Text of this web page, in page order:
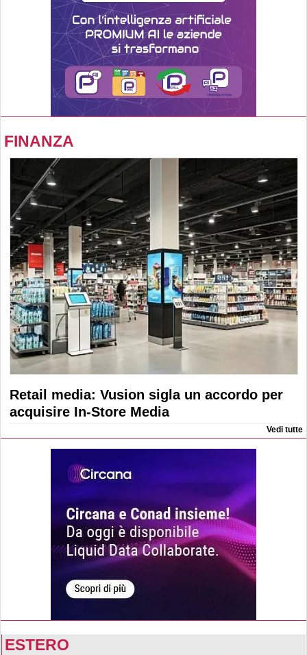
FINANZA
Retail media: Vusion sigla un accordo per
acquisire In-Store Media
Vedi tutte
ESTERO